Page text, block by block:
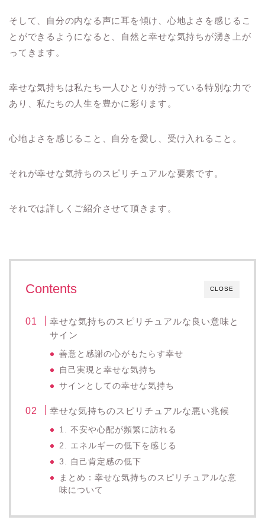
そして、自分の内なる声に耳を傾け、心地よさを感じるこ
とができるようになると、自然と幸せな気持ちが湧き上が
ってきます。
幸せな気持ちは私たち一人ひとりが持っている特別な力で
あり、私たちの人生を豊かに彩ります。
心地よさを感じること、自分を愛し、受け入れること。
それが幸せな気持ちのスピリチュアルな要素です。
それでは詳しくご紹介させて頂きます。
CLOSE
Contents
幸せな気持ちのスピリチュアルな良い意味と
サイン
善意と感謝の心がもたらす幸せ
自己実現と幸せな気持ち
サインとしての幸せな気持ち
幸せな気持ちのスピリチュアルな悪い兆候
1. 不安や心配が頻繁に訪れる
2. エネルギーの低下を感じる
3. 自己肯定感の低下
まとめ：幸せな気持ちのスピリチュアルな意
味について